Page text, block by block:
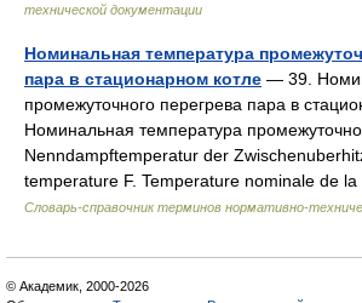
технической документации
Номинальная температура
пара в стационарном котле — 39.
промежуточного перегрева пара в
Номинальная температура
Nenndampftemperatur der
temperature F. Temperature nominale de
Словарь-справочник терминов нормативно-
© Академик, 2000-2026